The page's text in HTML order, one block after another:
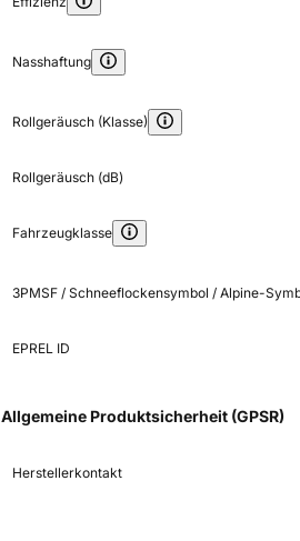
Nasshaftung
Rollgeräusch (Klasse)
Rollgeräusch (dB)
Fahrzeugklasse
3PMSF / Schneeflockensymbol / Alpine-
EPREL ID
Allgemeine Produktsicherheit (GPSR)
Herstellerkontakt